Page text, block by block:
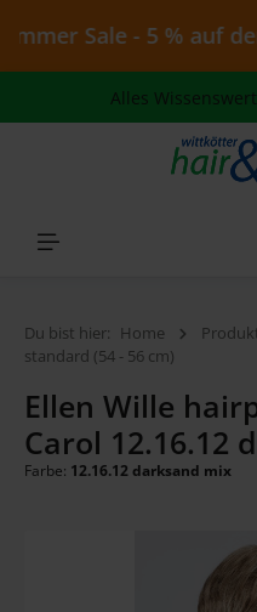
Zum Hauptinhalt springen
Sale - 5 % auf
Alles
Du bist hier: Home
standard (54 - 56 cm)
Ellen Wille
Carol 12.16.12
Farbe: 12.16.12 darksand mix